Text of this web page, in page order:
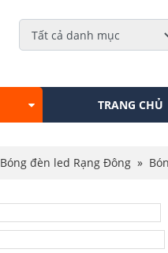
TRANG CHỦ
Bóng đèn led Rạng Đông »